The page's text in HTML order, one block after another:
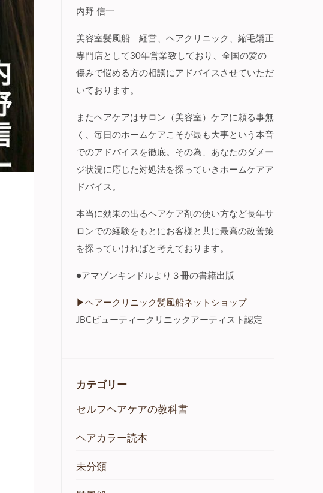
内野 信一
美容室髪風船 経営、ヘアクリニック、縮毛矯正
専門店として30年営業致しており、全国の髪の
傷みで悩める方の相談にアドバイスさせていただ
いております。
またヘアケアはサロン（美容室）ケアに頼る事無
く、毎日のホームケアこそが最も大事という本音
でのアドバイスを徹底。その為、あなたのダメー
ジ状況に応じた対処法を探っていきホームケアア
ドバイス。
本当に効果の出るヘアケア剤の使い方など長年サ
ロンでの経験をもとにお客様と共に最高の改善策
を探っていければと考えております。
●アマゾンキンドルより３冊の書籍出版
▶︎ヘアークリニック髪風船ネットショップ
JBCビューティークリニックアーティスト認定
カテゴリー
セルフヘアケアの教科書
ヘアカラー読本
未分類